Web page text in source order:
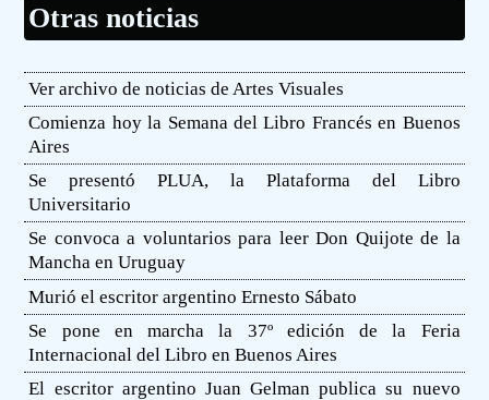
Otras noticias
Ver archivo de noticias de Artes Visuales
Comienza hoy la Semana del Libro Francés en Buenos
Aires
Se presentó PLUA, la Plataforma del Libro
Universitario
Se convoca a voluntarios para leer Don Quijote de la
Mancha en Uruguay
Murió el escritor argentino Ernesto Sábato
Se pone en marcha la 37º edición de la Feria
Internacional del Libro en Buenos Aires
El escritor argentino Juan Gelman publica su nuevo